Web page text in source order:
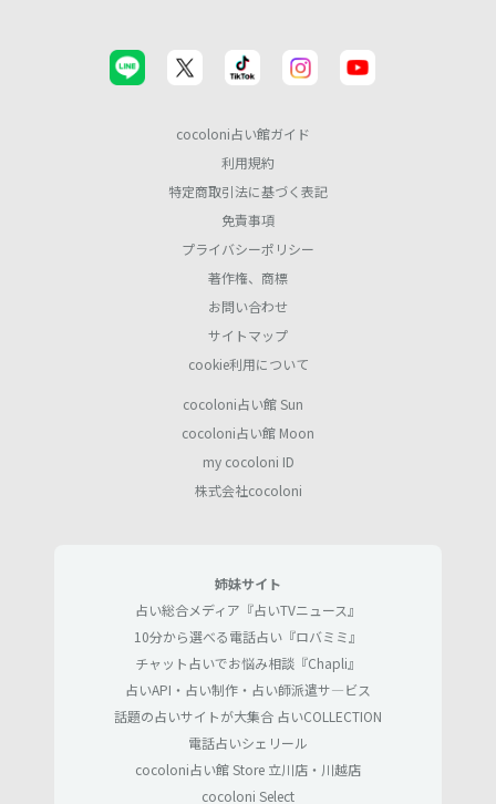
cocoloni占い館ガイド
利用規約
特定商取引法に基づく表記
免責事項
プライバシーポリシー
著作権、商標
お問い合わせ
サイトマップ
cookie利用について
cocoloni占い館 Sun
cocoloni占い館 Moon
my cocoloni ID
株式会社cocoloni
姉妹サイト
占い総合メディア『占いTVニュース』
10分から選べる電話占い『ロバミミ』
チャット占いでお悩み相談『Chapli』
占いAPI・占い制作・占い師派遣サ―ビス
話題の占いサイトが大集合 占いCOLLECTION
電話占いシェリール
cocoloni占い館 Store 立川店・川越店
cocoloni Select